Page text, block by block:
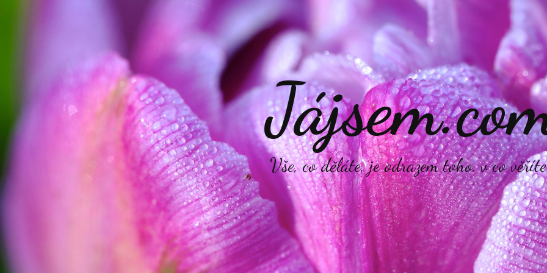
Vše, co děláte, je odrazem toho, v co